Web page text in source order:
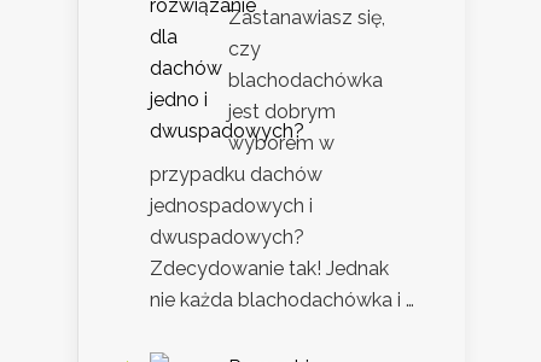
Zastanawiasz się,
czy
blachodachówka
jest dobrym
wyborem w
przypadku dachów
jednospadowych i
dwuspadowych?
Zdecydowanie tak! Jednak
nie każda blachodachówka i …